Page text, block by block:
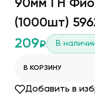
90мм ГН
(1000шт)
209₽ В
В КОРЗИНУ
Добавить в